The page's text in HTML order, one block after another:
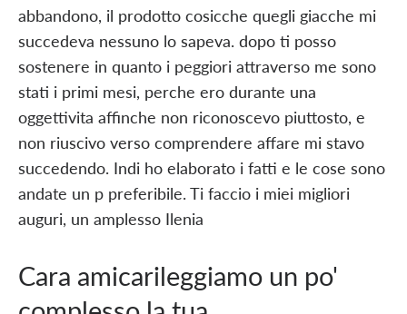
abbandono, il prodotto cosicche quegli giacche mi
succedeva nessuno lo sapeva. dopo ti posso
sostenere in quanto i peggiori attraverso me sono
stati i primi mesi, perche ero durante una
oggettivita affinche non riconoscevo piuttosto, e
non riuscivo verso comprendere affare mi stavo
succedendo. Indi ho elaborato i fatti e le cose sono
andate un p preferibile. Ti faccio i miei migliori
auguri, un amplesso Ilenia
Cara amicarileggiamo un po'